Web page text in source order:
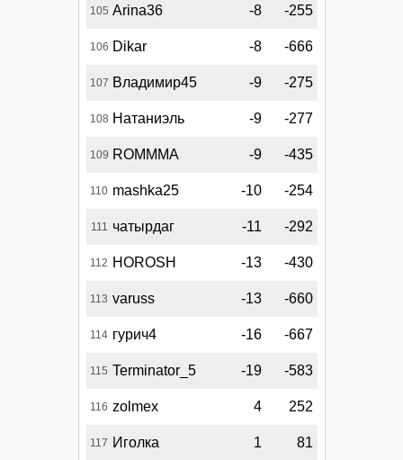
105 Arina36 -8 -255
106 Dikar -8 -666
107 Владимир45 -9 -275
108 Натаниэль -9 -277
109 ROMMMA -9 -435
110 mashka25 -10 -254
111 чатырдаг -11 -292
112 HOROSH -13 -430
113 varuss -13 -660
114 гурич4 -16 -667
115 Terminator_5 -19 -583
116 zolmex 4 252
117 Иголка 1 81